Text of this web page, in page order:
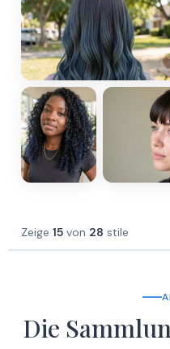
Zeige 15 von 28 stile
Die